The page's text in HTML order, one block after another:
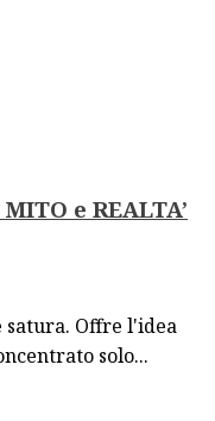
e REALTA’
satura. Offre l'idea
solo...